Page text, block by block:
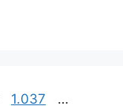
Page
1.037 …